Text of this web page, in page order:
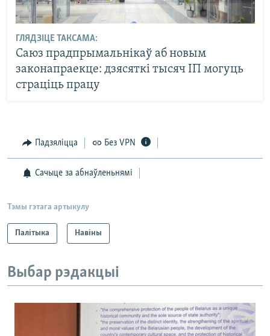
ГЛЯДЗІЦЕ ТАКСАМА:
Саюз прадпрымальнікаў аб новым
законапраекце: дзясяткі тысяч ІП могуць
страціць працу
Падзяліцца Без VPN
Сачыце за абнаўленьнямі
Тэмы гэтага артыкулу
Палітыка Навіны
Выбар рэдакцыі